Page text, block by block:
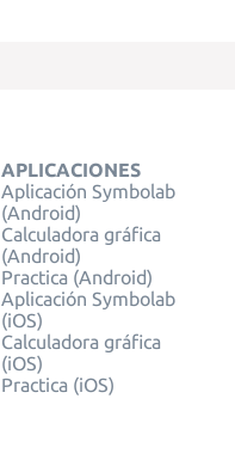
APLICACIONES
Aplicación Symbolab
(Android)
Calculadora gráfica
(Android)
Practica (Android)
Aplicación Symbolab
(iOS)
Calculadora gráfica
(iOS)
Practica (iOS)